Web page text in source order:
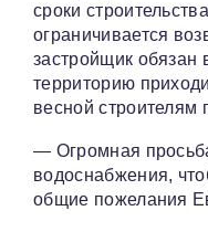
сроки
ограничивается
застройщик обязан
территорию
весной строителям
— Огромная
водоснабжения,
общие пожелания